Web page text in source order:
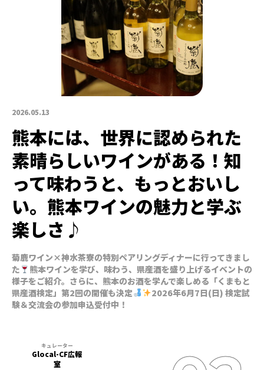
2026.05.13
熊本には、世界に認められた
素晴らしいワインがある！知
って味わうと、もっとおいし
い。熊本ワインの魅力と学ぶ
楽しさ♪
菊鹿ワイン×神水茶寮の特別ペアリングディナーに行ってきまし
た
熊本ワインを学び、味わう、県産酒を盛り上げるイベントの
様子をご紹介。さらに、熊本のお酒を学んで楽しめる「くまもと
県産酒検定」第2回の開催も決定
2026年6月7日(日) 検定試
験＆交流会の参加申込受付中！
Glocal-CF広報
室